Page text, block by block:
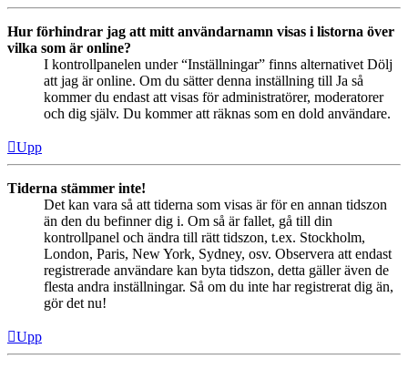
Hur förhindrar jag att mitt användarnamn visas i listorna över
vilka som är online?
I kontrollpanelen under “Inställningar” finns alternativet Dölj
att jag är online. Om du sätter denna inställning till Ja så
kommer du endast att visas för administratörer, moderatorer
och dig själv. Du kommer att räknas som en dold användare.
Upp
Tiderna stämmer inte!
Det kan vara så att tiderna som visas är för en annan tidszon
än den du befinner dig i. Om så är fallet, gå till din
kontrollpanel och ändra till rätt tidszon, t.ex. Stockholm,
London, Paris, New York, Sydney, osv. Observera att endast
registrerade användare kan byta tidszon, detta gäller även de
flesta andra inställningar. Så om du inte har registrerat dig än,
gör det nu!
Upp